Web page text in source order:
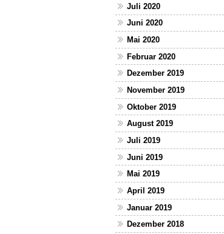
Juli 2020
Juni 2020
Mai 2020
Februar 2020
Dezember 2019
November 2019
Oktober 2019
August 2019
Juli 2019
Juni 2019
Mai 2019
April 2019
Januar 2019
Dezember 2018